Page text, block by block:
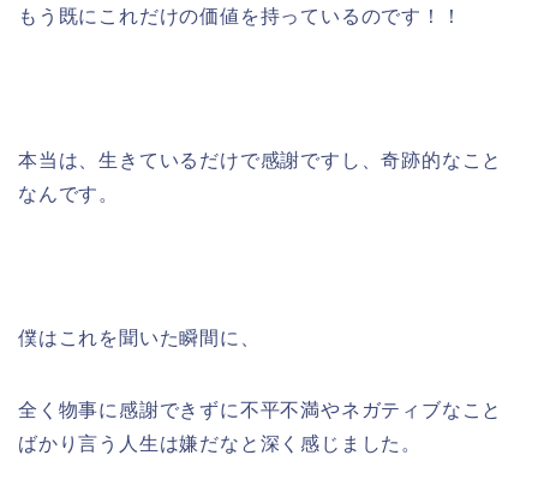
もう既にこれだけの価値を持っているのです！！
本当は、生きているだけで感謝ですし、奇跡的なこと
なんです。
僕はこれを聞いた瞬間に、
全く物事に感謝できずに不平不満やネガティブなこと
ばかり言う人生は嫌だなと深く感じました。